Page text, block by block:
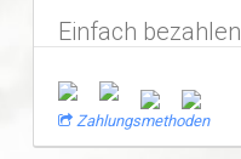
Einfach bezahlen
Zahlungsmethoden